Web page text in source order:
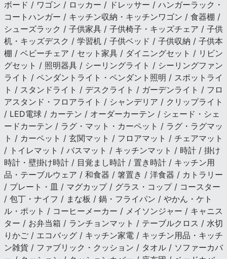
ボード / ワゴン / ロッカー / ドレッサー / ハンガーラック・
コートハンガー / キッチン収納・キッチンワゴン / 食器棚 /
シューズラック / 子供家具 / 子供椅子・キッズチェア / 子供
机・キッズデスク / 学習机 / 子供ベッド / 子供収納 / 子供本
棚 / ベビーチェア / セット家具 / ダイニングセット / リビン
グセット / 照明器具 / シーリングライト / シーリングファン
ライト / ペンダントライト・ペンダント照明 / スポットライ
ト / スタンドライト / デスクライト / ガーデンライト / フロ
アスタンド・フロアライト / シャンデリア / クリップライト
/ LED電球 / カーテン / オーダーカーテン / シェード・シェ
ードカーテン / ラグ・マット・カーペット / ラグ・ラグマッ
ト / カーペット / 玄関マット / フロアマット / チェアマット
/ トイレマット / バスマット / キッチンマット / 時計 / 掛け
時計・壁掛け時計 / 目覚まし時計 / 置き時計 / キッチン用
品・テーブルウェア / 和食器 / 箸置き / 洋食器 / カトラリー
/ プレート・皿 / マグカップ / グラス・コップ / コースター
/ 包丁・ナイフ / まな板 / 鍋・フライパン / やかん・ケト
ル・ポット / コーヒーメーカー / メイソンジャー / キャニス
ター / お弁当箱 / ランチョンマット / テーブルクロス / 水切
りかご / エコバッグ / キッチン家電 / キッチン用品・キッチ
ン雑貨 / ファブリック・クッション / タオル / ソファーカバ